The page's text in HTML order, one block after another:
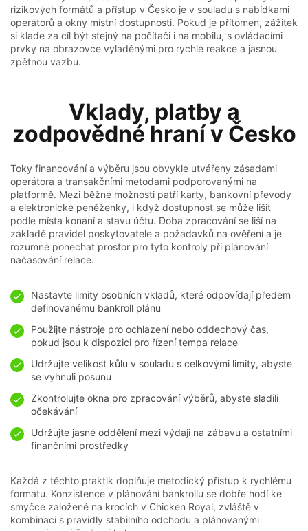
rizikových formátů a přístup v Česko je v souladu s nabídkami
operátorů a okny místní dostupnosti. Pokud je přítomen, zážitek
si klade za cíl být stejný na počítači i na mobilu, s ovládacími
prvky na obrazovce vyladěnými pro rychlé reakce a jasnou
zpětnou vazbu.
Vklady, platby a
zodpovědné hraní v Česko
Toky financování a výběru jsou obvykle utvářeny zásadami
operátora a transakčními metodami podporovanými na
platformě. Mezi běžné možnosti patří karty, bankovní převody
a elektronické peněženky, i když dostupnost se může lišit
podle místa konání a stavu účtu. Doba zpracování se liší na
základě pravidel poskytovatele a požadavků na ověření a je
rozumné ponechat prostor pro tyto kontroly při plánování
načasování relace.
Nastavte limity osobních vkladů, které odpovídají předem
definovanému bankroll plánu
Použijte nástroje pro ochlazení nebo oddechový čas,
pokud jsou k dispozici pro řízení tempa relace
Udržujte velikost kůlu v souladu s celkovými limity, abyste
se vyhnuli posunu
Zkontrolujte okna pro zpracování výběrů, abyste sladili
očekávání
Udržujte jasné oddělení mezi výdaji na zábavu a ostatními
finančními prostředky
Každá z těchto praktik doplňuje metodický přístup k rychlému
formátu. Konzistence v plánování bankrollu se dobře hodí ke
smyčce založené na krocích v Chicken Royal, zvláště v
kombinaci s pravidly stabilního odchodu a plánovanými